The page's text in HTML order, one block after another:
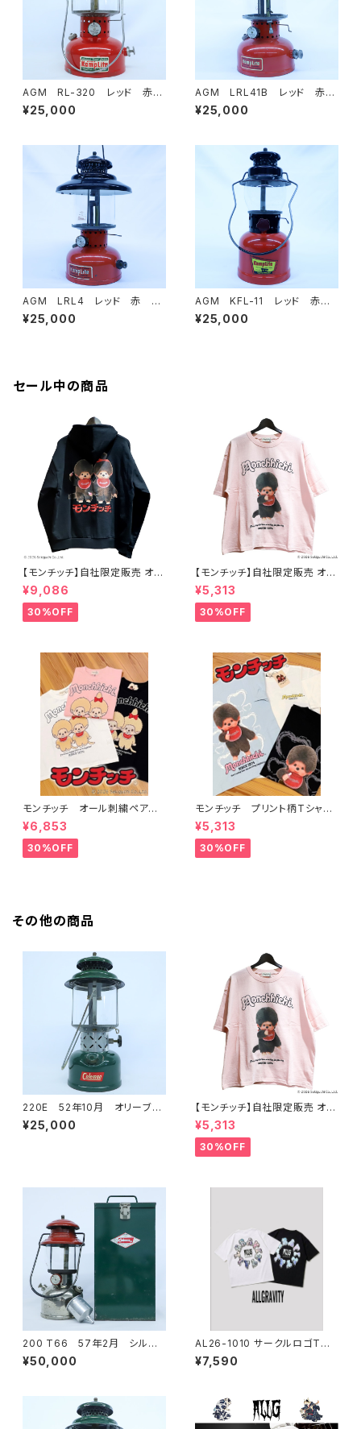
AGM RL-320 レッド 赤
ヴィンテージランタン
¥25,000
AGM LRL41B レッド 赤
ヴィンテージランタン
¥25,000
AGM LRL4 レッド 赤 ヴ
ィンテージランタン
¥25,000
AGM KFL-11 レッド 赤
ヴィンテージランタン
¥25,000
セール中の商品
【モンチッチ】自社限定販売 オリ
ジナル ジップパーカー
¥9,086
30%OFF
【モンチッチ】自社限定販売 オリ
ジナル半袖Tシャツ
¥5,313
30%OFF
モンチッチ オール刺繍ペアー
柄Tシャツ 622891
¥6,853
30%OFF
モンチッチ プリント柄Tシャ
ツ 622892
¥5,313
30%OFF
その他の商品
220E 52年10月 オリーブグ
リーン ヴィンテージランタン
Coleman(コールマン) ランプ
¥25,000
【モンチッチ】自社限定販売 オリ
ジナル半袖Tシャツ
¥5,313
30%OFF
200 T66 57年2月 シルバ
ータンク スチールケース付き
ヴィンテージランタン Colem
¥50,000
AL26-1010 サークルロゴTシ
ャツ
¥7,590